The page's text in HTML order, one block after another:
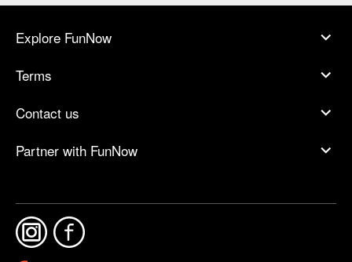
Explore FunNow
Terms
Contact us
Partner with FunNow